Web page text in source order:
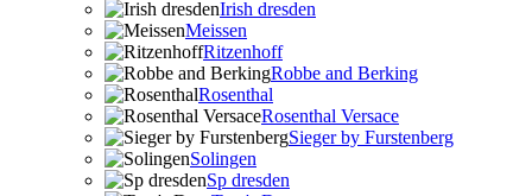
Irish dresden
Meissen
Ritzenhoff
Robbe and Berking
Rosenthal
Rosenthal Versace
Sieger by Furstenberg
Solingen
Sp dresden